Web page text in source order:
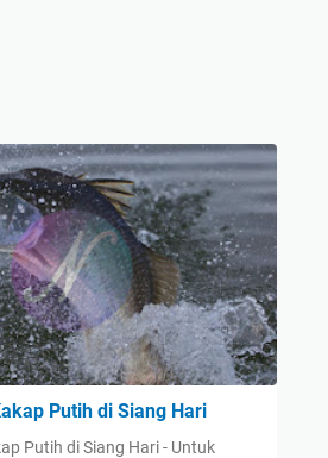
Putih di Siang Hari
Putih di Siang Hari - Untuk